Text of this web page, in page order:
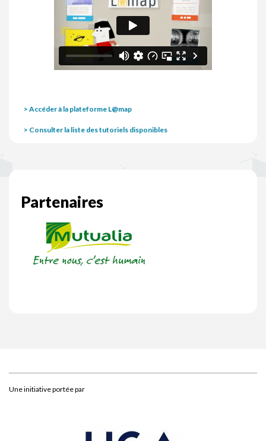
> Accéder à la plateforme L@map
> Consulter la liste des tutoriels disponibles
Partenaires
Une initiative portée par